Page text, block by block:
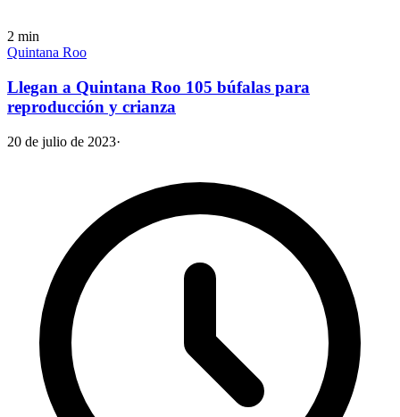
2 min
Quintana Roo
Llegan a Quintana Roo 105 búfalas para
reproducción y crianza
20 de julio de 2023·